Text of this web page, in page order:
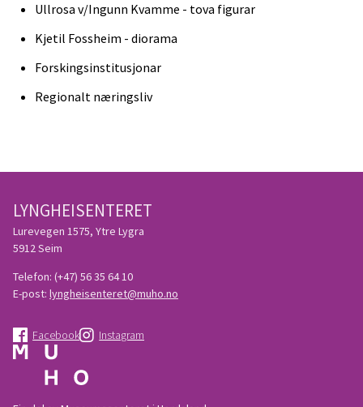
Ullrosa v/Ingunn Kvamme - tova figurar
Kjetil Fossheim - diorama
Forskingsinstitusjonar
Regionalt næringsliv
LYNGHEISENTERET
Lurevegen 1575, Ytre Lygra
5912 Seim
Telefon: (+47) 56 35 64 10
E-post: lyngheisenteret@muho.no
Facebook Instagram